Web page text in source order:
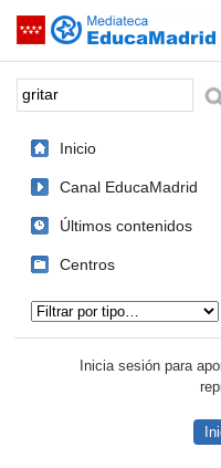
Saltar navegación
Palabra o frase:
Inicio
Canal EducaMadrid
Últimos contenidos
Centros
Inicia sesión para